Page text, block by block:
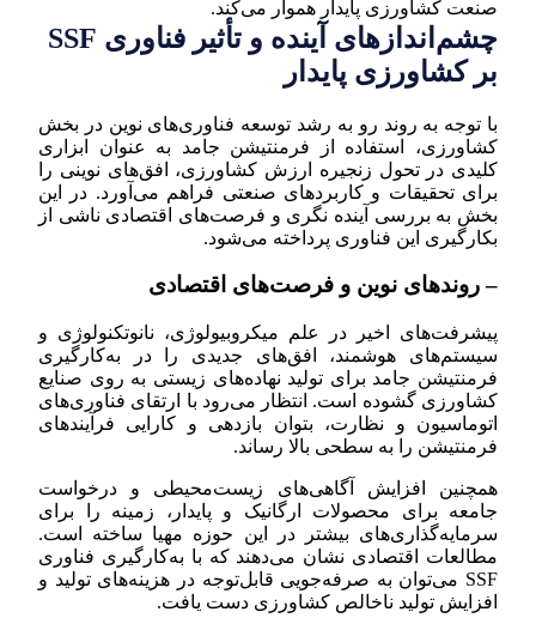
صنعت کشاورزی پایدار هموار می‌کند.
چشم‌اندازهای آینده و تأثیر فناوری SSF
بر کشاورزی پایدار
با توجه به روند رو به رشد توسعه فناوری‌های نوین در بخش
کشاورزی، استفاده از فرمنتیشن جامد به عنوان ابزاری
کلیدی در تحول زنجیره ارزش کشاورزی، افق‌های نوینی را
برای تحقیقات و کاربردهای صنعتی فراهم می‌آورد. در این
بخش به بررسی آینده نگری و فرصت‌های اقتصادی ناشی از
بکارگیری این فناوری پرداخته می‌شود.
– روندهای نوین و فرصت‌های اقتصادی
پیشرفت‌های اخیر در علم میکروبیولوژی، نانوتکنولوژی و
سیستم‌های هوشمند، افق‌های جدیدی را در به‌کارگیری
فرمنتیشن جامد برای تولید نهاده‌های زیستی به روی صنایع
کشاورزی گشوده است. انتظار می‌رود با ارتقای فناوری‌های
اتوماسیون و نظارت، بتوان بازدهی و کارایی فرآیندهای
فرمنتیشن را به سطحی بالا رساند.
همچنین افزایش آگاهی‌های زیست‌محیطی و درخواست
جامعه برای محصولات ارگانیک و پایدار، زمینه را برای
سرمایه‌گذاری‌های بیشتر در این حوزه مهیا ساخته است.
مطالعات اقتصادی نشان می‌دهند که با به‌کارگیری فناوری
SSF می‌توان به صرفه‌جویی قابل‌توجه در هزینه‌های تولید و
افزایش تولید ناخالص کشاورزی دست یافت.